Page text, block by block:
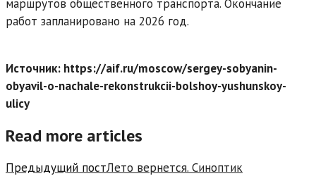
маршрутов общественного транспорта. Окончание
работ запланировано на 2026 год.
Источник: https://aif.ru/moscow/sergey-sobyanin-
obyavil-o-nachale-rekonstrukcii-bolshoy-yushunskoy-
ulicy
Read more articles
Предыдущий постЛето вернется. Синоптик